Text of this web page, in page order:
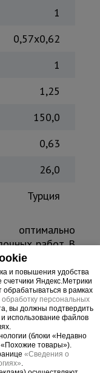
1
0,57x0,62
1
1,25
150,0
0,63
26,0
Турция
оптимально
работ. В
2
легко
место при
колес
лестницы
во время
специально
и повышения удобства
Яндекс.Метрики
в рамках
персональных
вы должны подтвердить
использование файлов
(блоки «Недавно
товары»).
«Сведения о
.